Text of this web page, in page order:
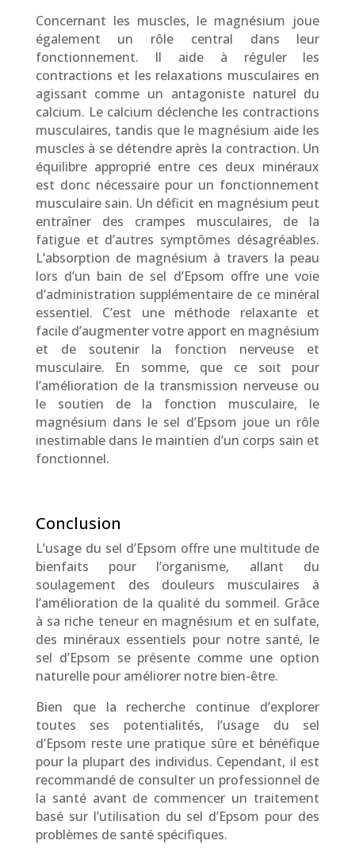
Concernant les muscles, le magnésium joue
également un rôle central dans leur
fonctionnement. Il aide à réguler les
contractions et les relaxations musculaires en
agissant comme un antagoniste naturel du
calcium. Le calcium déclenche les contractions
musculaires, tandis que le magnésium aide les
muscles à se détendre après la contraction. Un
équilibre approprié entre ces deux minéraux
est donc nécessaire pour un fonctionnement
musculaire sain. Un déficit en magnésium peut
entraîner des crampes musculaires, de la
fatigue et d’autres symptômes désagréables.
L’absorption de magnésium à travers la peau
lors d’un bain de sel d’Epsom offre une voie
d’administration supplémentaire de ce minéral
essentiel. C’est une méthode relaxante et
facile d’augmenter votre apport en magnésium
et de soutenir la fonction nerveuse et
musculaire. En somme, que ce soit pour
l’amélioration de la transmission nerveuse ou
le soutien de la fonction musculaire, le
magnésium dans le sel d’Epsom joue un rôle
inestimable dans le maintien d’un corps sain et
fonctionnel.
Conclusion
L’usage du sel d’Epsom offre une multitude de
bienfaits pour l’organisme, allant du
soulagement des douleurs musculaires à
l’amélioration de la qualité du sommeil. Grâce
à sa riche teneur en magnésium et en sulfate,
des minéraux essentiels pour notre santé, le
sel d’Epsom se présente comme une option
naturelle pour améliorer notre bien-être.
Bien que la recherche continue d’explorer
toutes ses potentialités, l’usage du sel
d’Epsom reste une pratique sûre et bénéfique
pour la plupart des individus. Cependant, il est
recommandé de consulter un professionnel de
la santé avant de commencer un traitement
basé sur l’utilisation du sel d’Epsom pour des
problèmes de santé spécifiques.